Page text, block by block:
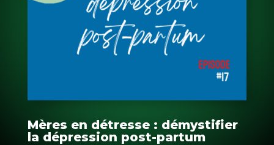
Mères en détresse : démystifier
la dépression post-partum